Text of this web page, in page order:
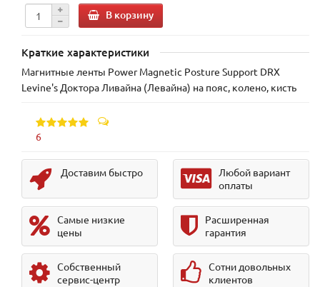
В корзину
Краткие характеристики
Магнитные ленты Power Magnetic Posture Support DRX
Levine's Доктора Ливайна (Левайна) на пояс, колено, кисть
6
Доставим быстро
Любой вариант
оплаты
Самые низкие
цены
Расширенная
гарантия
Собственный
сервис-центр
Сотни довольных
клиентов